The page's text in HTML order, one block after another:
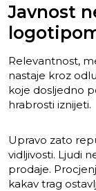
Javnost
Relevantnost,
nastaje kroz
koje dosljedno
hrabrosti iznijeti.
Upravo zato
vidljivosti. Ljudi
prodaje.
kakav trag